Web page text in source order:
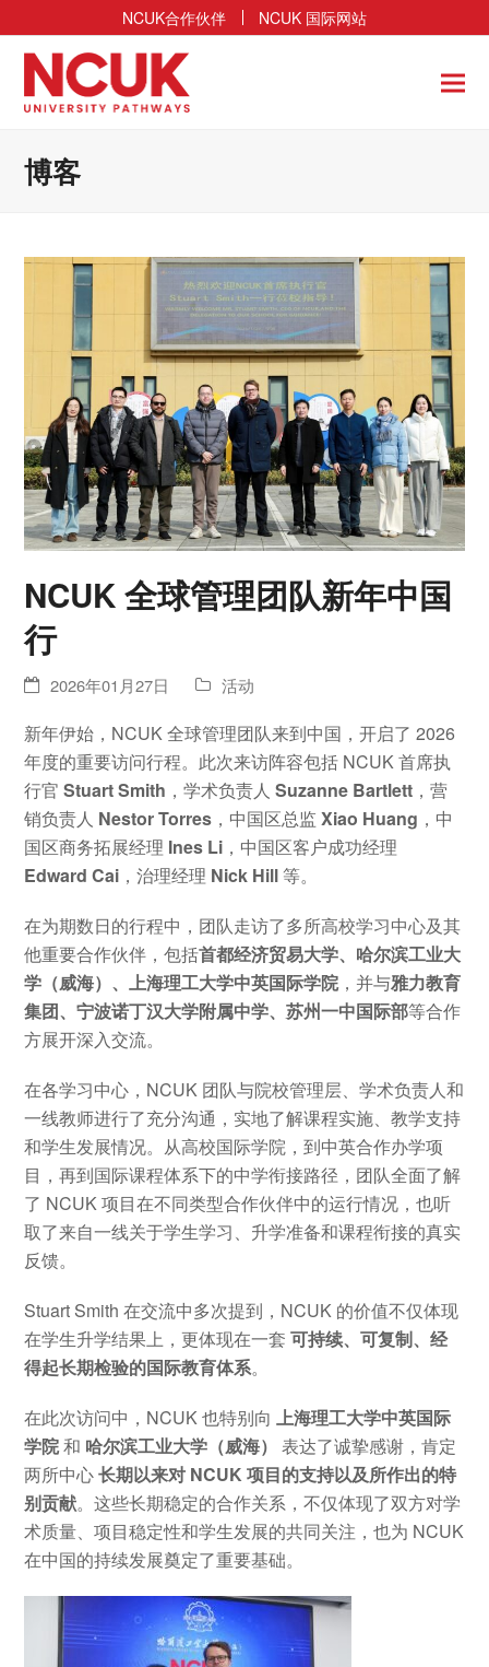
NCUK合作伙伴 NCUK 国际网站
博客
NCUK 全球管理团队新年中国
行
2026年01月27日 活动
新年伊始，NCUK 全球管理团队来到中国，开启了 2026
年度的重要访问行程。此次来访阵容包括 NCUK 首席执
行官Stuart Smith ，学术负责人Suzanne Bartlett ，营
销负责人 Nestor Torres ，中国区总监Xiao Huang ，中
国区商务拓展经理 Ines Li ，中国区客户成功经理
Edward Cai ，治理经理 Nick Hill 等。
在为期数日的行程中，团队走访了多所高校学习中心及其
他重要合作伙伴，包括首都经济贸易大学、哈尔滨工业大
学（威海）、上海理工大学中英国际学院，并与雅力教育
集团、宁波诺丁汉大学附属中学、苏州一中国际部等合作
方展开深入交流。
在各学习中心，NCUK 团队与院校管理层、学术负责人和
一线教师进行了充分沟通，实地了解课程实施、教学支持
和学生发展情况。从高校国际学院，到中英合作办学项
目，再到国际课程体系下的中学衔接路径，团队全面了解
了 NCUK 项目在不同类型合作伙伴中的运行情况，也听
取了来自一线关于学生学习、升学准备和课程衔接的真实
反馈。
Stuart Smith 在交流中多次提到，NCUK 的价值不仅体现
在学生升学结果上，更体现在一套可持续、可复制、经
得起长期检验的国际教育体系。
在此次访问中，NCUK 也特别向上海理工大学中英国际
学院和 哈尔滨工业大学（威海） 表达了诚挚感谢，肯定
两所中心长期以来对 NCUK项目的支持以及所作出的特
别贡献。这些长期稳定的合作关系，不仅体现了双方对学
术质量、项目稳定性和学生发展的共同关注，也为 NCUK
在中国的持续发展奠定了重要基础。